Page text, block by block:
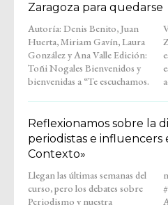
Zaragoza para quedarse
Autoría: Denis Benito, Juan
Huerta, Miriam Gavín, Laura
González y Ana Valle Edición:
Toñi Nogales Bienvenidos y
bienvenidas a “Te escuchamos.
Voces de quienes llegaron a
Zaragoza para quedarse”. Un
espacio tranquilo, hecho para
escuchar sin prisas y
Reflexionamos sobre la
periodistas e influencers
Contexto»
Llegan las últimas semanas del
curso, pero los debates sobre
Periodismo y nuestra
nuestro propio podcast de
#Entremedios. Laura Jiménez,
Adriana Pérez, Gisela de Mur